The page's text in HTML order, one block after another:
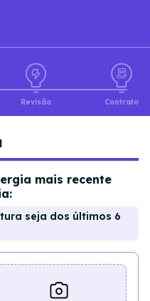
Revisão Contrato
mais recente
seja dos últimos 6